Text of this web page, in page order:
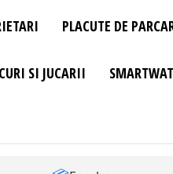
PLACUTE DE
SI JUCARII